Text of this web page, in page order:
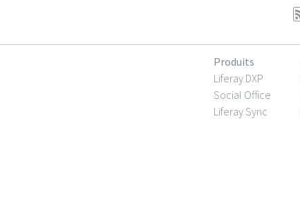
Produits
Liferay DXP
Social Office
Liferay Sync